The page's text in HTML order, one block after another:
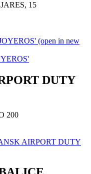
15
(open in new
DUTY
200
AIRPORT DUTY